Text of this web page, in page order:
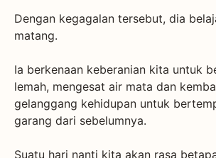
Dengan kegagalan tersebut, dia
matang.
Ia berkenaan keberanian kita untuk
lemah, mengesat air mata dan
gelanggang kehidupan untuk
garang dari sebelumnya.
Suatu hari nanti kita akan rasa